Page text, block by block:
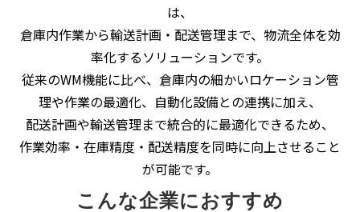
は、
倉庫内作業から輸送計画・配送管理まで、物流全体を効
率化するソリューションです。
従来のWM機能に比べ、倉庫内の細かいロケーション管
理や作業の最適化、自動化設備との連携に加え、
配送計画や輸送管理まで統合的に最適化できるため、
作業効率・在庫精度・配送精度を同時に向上させること
が可能です。
こんな企業におすすめ